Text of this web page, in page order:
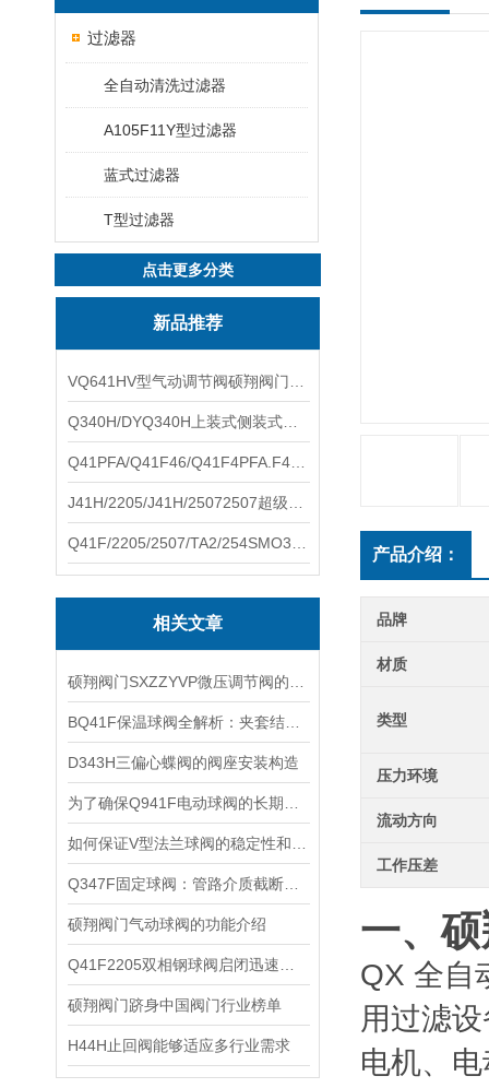
过滤器
全自动清洗过滤器
A105F11Y型过滤器
蓝式过滤器
T型过滤器
点击更多分类
新品推荐
相关文章
D343H三偏心蝶阀的阀座安装构造
硕翔阀门气动球阀的功能介绍
硕翔阀门跻身中国阀门行业榜单
H44H止回阀能够适应多行业需求
产品介绍：
品牌
材质
类型
压力环境
流动方向
工作压差
一、
QX 全自
用过滤
电机、